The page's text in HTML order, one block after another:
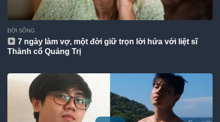
ĐỜI SỐNG
7 ngày làm vợ, một đời giữ trọn lời hứa với liệt sĩ
Thành cổ Quảng Trị